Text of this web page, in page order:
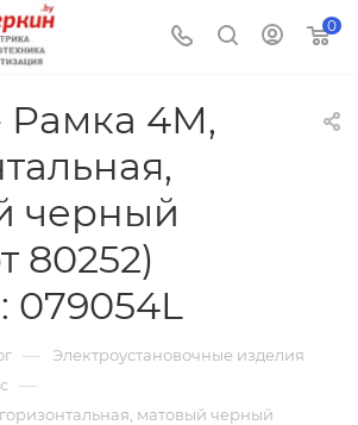
0
Рамка 4М,
черный
80252)
079054L
— Электроустановочные изделия
—
матовый черный